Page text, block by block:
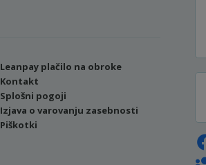
Leanpay plačilo na obroke
Kontakt
Splošni pogoji
Izjava o varovanju zasebnosti
Piškotki